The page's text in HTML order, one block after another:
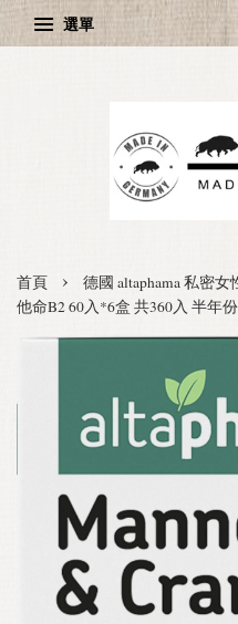
選單
首頁 ›
德國 altaphama 私密
他命B2 60入*6盒 共360入 半年